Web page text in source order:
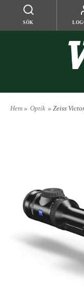
SÖK
Hem » Optik » Zeiss